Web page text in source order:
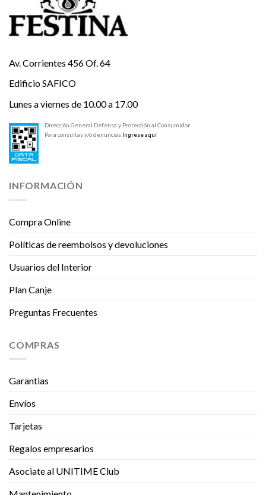
Av. Corrientes 456 Of. 64
Edificio SAFICO
Lunes a viernes de 10.00 a 17.00
Dirección General Defensa y Protección al Consumidor.
Para consultas y/o denuncias Ingrese aquí
INFORMACIÓN
Compra Online
Políticas de reembolsos y devoluciones
Usuarios del Interior
Plan Canje
Preguntas Frecuentes
COMPRAS
Garantias
Envíos
Tarjetas
Regalos empresarios
Asociate al UNITIME Club